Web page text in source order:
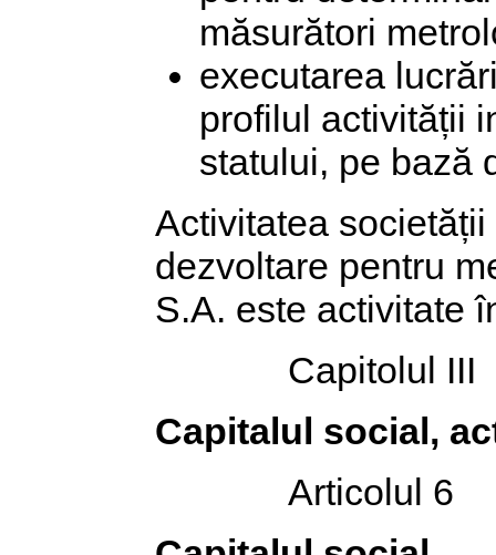
măsurători
executarea
profilul activității
statului, pe bază
Activitatea
dezvoltare pentru
S.A. este activitate
Capitolul III
Capitalul social,
Articolul 6